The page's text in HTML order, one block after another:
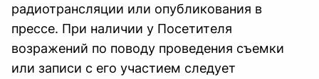
радиотрансляции или опубликования в
прессе. При наличии у Посетителя
возражений по поводу проведения съемки
или записи с его участием следует